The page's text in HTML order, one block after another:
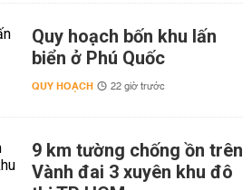
Quy hoạch bốn khu lấn
biển ở Phú Quốc
QUY HOẠCH 22 giờ trước
9 km tường chống ồn trên
Vành đai 3 xuyên khu đô